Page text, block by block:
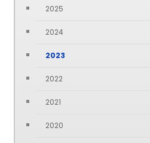
2025
2024
2023
2022
2021
2020